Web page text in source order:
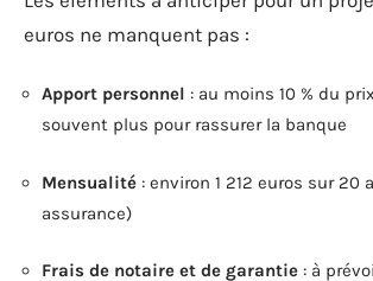
euros ne manquent pas :
Apport personnel : au moins 10 % du
souvent plus pour rassurer la banque
Mensualité : environ 1 212 euros sur 20
assurance)
Frais de notaire et de garantie : à